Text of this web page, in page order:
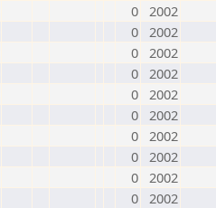
0 2002
0 2002
0 2002
0 2002
0 2002
0 2002
0 2002
0 2002
0 2002
0 2002